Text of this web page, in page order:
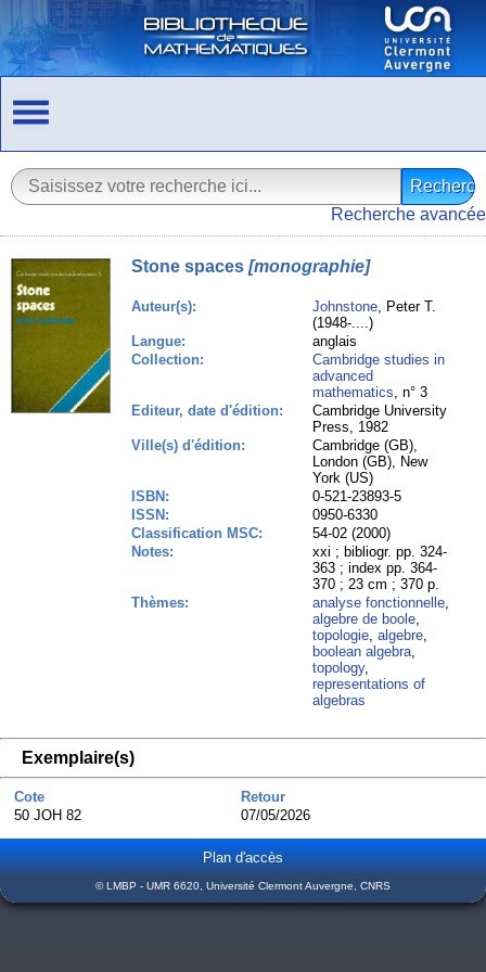
Recherche avancée
Stone spaces [monographie]
Auteur(s): Johnstone, Peter T.
(1948-....)
Langue:
anglais
Collection:
Cambridge studies in
advanced
mathematics, n° 3
Editeur, date d'édition:
Cambridge University
Press, 1982
Ville(s) d'édition:
Cambridge (GB),
London (GB), New
York (US)
ISBN:
0-521-23893-5
ISSN:
0950-6330
Classification MSC:
54-02 (2000)
Notes:
xxi ; bibliogr. pp. 324-
363 ; index pp. 364-
370 ; 23 cm ; 370 p.
Thèmes:
analyse fonctionnelle,
algebre de boole,
topologie,algebre,
boolean algebra,
topology,
representations of
algebras
Exemplaire(s)
Cote
Retour
50 JOH 82
07/05/2026
Plan d'accès
© LMBP - UMR 6620, Université Clermont Auvergne, CNRS